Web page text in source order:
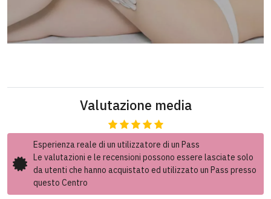
Valutazione media
Esperienza reale di un utilizzatore di un Pass
Le valutazioni e le recensioni possono essere lasciate solo
da utenti che hanno acquistato ed utilizzato un Pass presso
questo Centro